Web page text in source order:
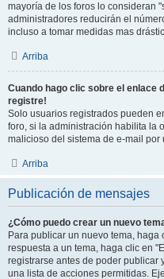
mayoría de los foros lo consideran
administradores reducirán el
incluso a tomar medidas mas
Arriba
Cuando hago clic sobre el enlace
registre!
Solo usuarios registrados pueden
foro, si la administración habilita la
malicioso del sistema de e-mail por
Arriba
Publicación de mensajes
¿Cómo puedo crear un nuevo
Para publicar un nuevo tema,
respuesta a un tema, haga clic en
registrarse antes de poder publicar
una lista de acciones permitidas.